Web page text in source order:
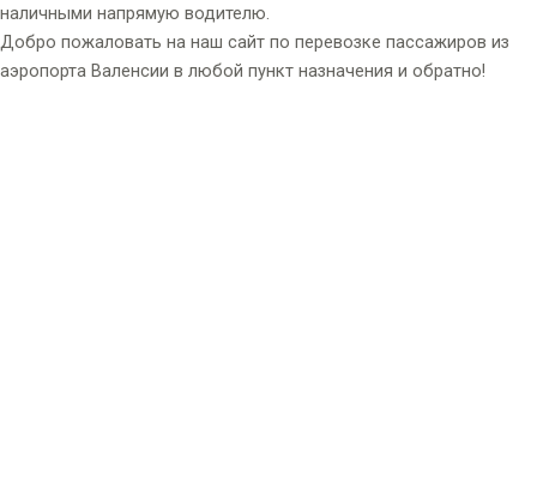
наличными напрямую водителю.
Добро пожаловать на наш сайт по перевозке пассажиров из
аэропорта Валенсии в любой пункт назначения и обратно!